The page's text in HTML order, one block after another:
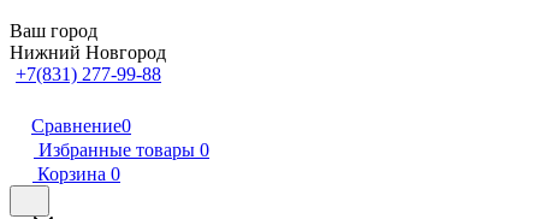
Ваш город
Нижний Новгород
+7(831) 277-99-88
Сравнение0
Избранные товары 0
Корзина 0